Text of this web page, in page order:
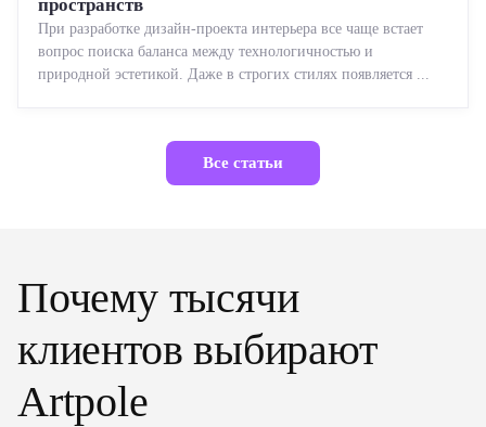
пространств
При разработке дизайн-проекта интерьера все чаще встает
вопрос поиска баланса между технологичностью и
природной эстетикой. Даже в строгих стилях появляется ...
Все статьи
Почему тысячи
клиентов выбирают
Artpole